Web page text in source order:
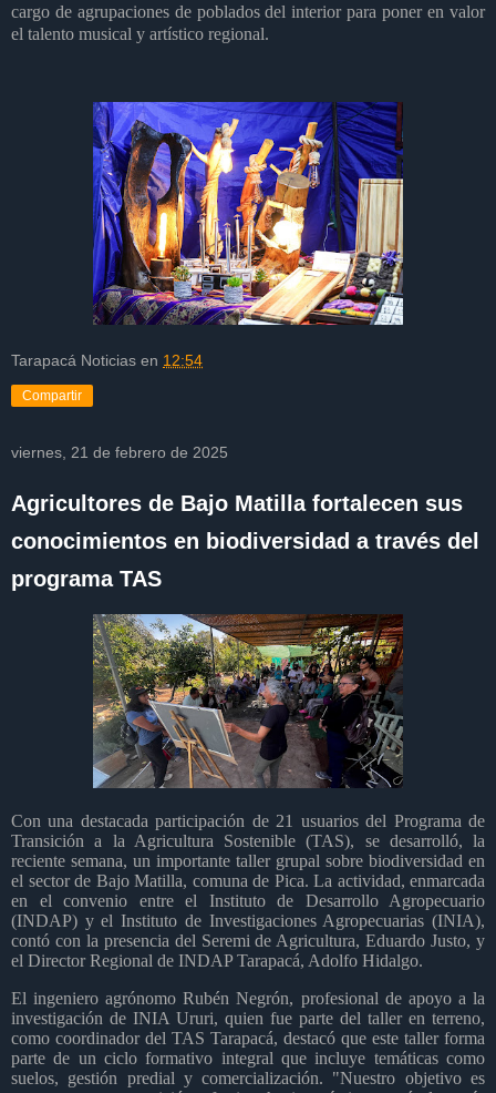
cargo de agrupaciones de poblados del interior para poner en valor
el talento musical y artístico regional.
Tarapacá Noticias en 12:54
Compartir
viernes, 21 de febrero de 2025
Agricultores de Bajo Matilla fortalecen sus
conocimientos en biodiversidad a través del
programa TAS
Con una destacada participación de 21 usuarios del Programa de
Transición a la Agricultura Sostenible (TAS), se desarrolló, la
reciente semana, un importante taller grupal sobre biodiversidad en
el sector de Bajo Matilla, comuna de Pica. La actividad, enmarcada
en el convenio entre el Instituto de Desarrollo Agropecuario
(INDAP) y el Instituto de Investigaciones Agropecuarias (INIA),
contó con la presencia del Seremi de Agricultura, Eduardo Justo, y
el Director Regional de INDAP Tarapacá, Adolfo Hidalgo.
El ingeniero agrónomo Rubén Negrón, profesional de apoyo a la
investigación de INIA Ururi, quien fue parte del taller en terreno,
como coordinador del TAS Tarapacá, destacó que este taller forma
parte de un ciclo formativo integral que incluye temáticas como
suelos, gestión predial y comercialización. "Nuestro objetivo es